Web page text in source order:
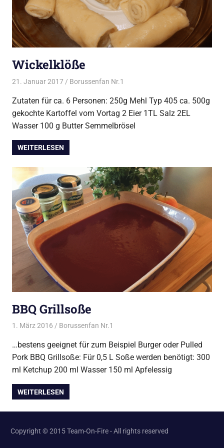
Wickelklöße
21. Januar 2017 Borussenfan Nr.1
Zutaten für ca. 6 Personen: 250g Mehl Typ 405 ca. 500g
gekochte Kartoffel vom Vortag 2 Eier 1TL Salz 2EL
Wasser 100 g Butter Semmelbrösel
WEITERLESEN
BBQ Grillsoße
1. März 2016 Borussenfan Nr.1
…bestens geeignet für zum Beispiel Burger oder Pulled
Pork BBQ Grillsoße: Für 0,5 L Soße werden benötigt: 300
ml Ketchup 200 ml Wasser 150 ml Apfelessig
WEITERLESEN
Copyright © 2015 Team-On-Fire - All rights reserved